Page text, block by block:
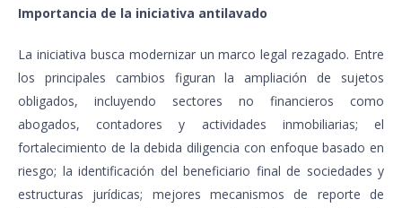
Importancia de la iniciativa antilavado
La iniciativa busca modernizar un marco legal rezagado. Entre
los principales cambios figuran la ampliación de sujetos
obligados, incluyendo sectores no financieros como
abogados, contadores y actividades inmobiliarias; el
fortalecimiento de la debida diligencia con enfoque basado en
riesgo; la identificación del beneficiario final de sociedades y
estructuras jurídicas; mejores mecanismos de reporte de